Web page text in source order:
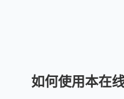
如何使用本在